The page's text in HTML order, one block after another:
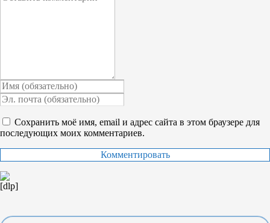
Сохранить моё имя, email и адрес сайта в этом браузере для
последующих моих комментариев.
[dlp]